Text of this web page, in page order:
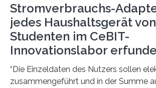
Stromverbrauchs-
jedes Haushaltsgerät von
Studenten im CeBIT-
Innovationslabor
“Die Einzeldaten des Nutzers sollen
zusammengeführt und in der Summe